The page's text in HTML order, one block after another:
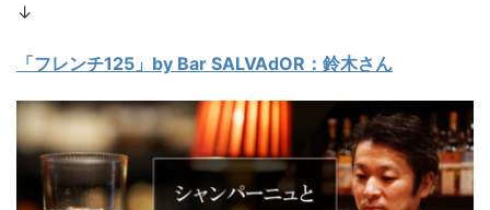
↓
「フレンチ125」by Bar SALVAdOR：鈴木さん